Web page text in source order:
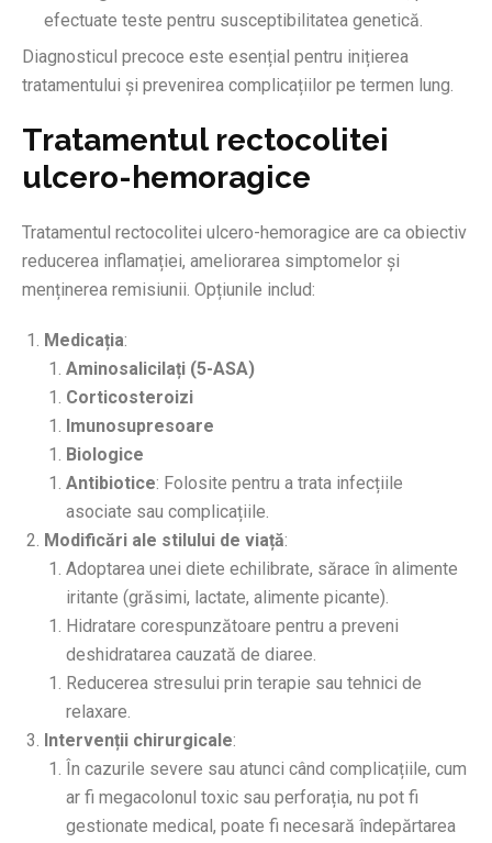
efectuate teste pentru susceptibilitatea genetică.
Diagnosticul precoce este esențial pentru inițierea
tratamentului și prevenirea complicațiilor pe termen lung.
Tratamentul rectocolitei
ulcero-hemoragice
Tratamentul rectocolitei ulcero-hemoragice are ca obiectiv
reducerea inflamației, ameliorarea simptomelor și
menținerea remisiunii. Opțiunile includ:
Medicația:
Aminosalicilați (5-ASA)
Corticosteroizi
Imunosupresoare
Biologice
Antibiotice: Folosite pentru a trata infecțiile
asociate sau complicațiile.
Modificări ale stilului de viață:
Adoptarea unei diete echilibrate, sărace în alimente
iritante (grăsimi, lactate, alimente picante).
Hidratare corespunzătoare pentru a preveni
deshidratarea cauzată de diaree.
Reducerea stresului prin terapie sau tehnici de
relaxare.
Intervenții chirurgicale:
În cazurile severe sau atunci când complicațiile, cum
ar fi megacolonul toxic sau perforația, nu pot fi
gestionate medical, poate fi necesară îndepărtarea